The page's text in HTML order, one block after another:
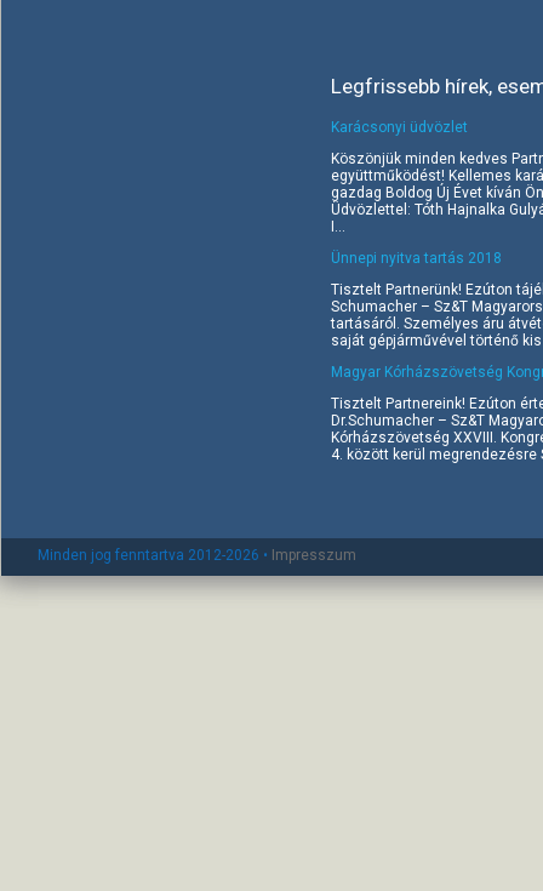
Legfrissebb hírek,
Karácsonyi üdvözlet
Köszönjük minden kedves
együttműködést! Kellemes
gazdag Boldog Új Évet kíván
Üdvözlettel: Tóth Hajnalka
I...
Ünnepi nyitva tartás 2018
Tisztelt Partnerünk! Ezúton
Schumacher – Sz&T
tartásáról. Személyes áru
saját gépjárművével történő
Magyar Kórházszövetség
Tisztelt Partnereink! Ezúton
Dr.Schumacher – Sz&T
Kórházszövetség XXVIII.
4. között kerül megrendezésre
Minden jog fenntartva 2012-2026 • Impresszum